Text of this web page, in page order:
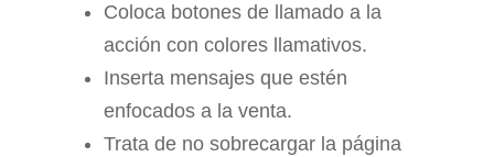
Coloca botones de llamado a la
acción con colores llamativos.
Inserta mensajes que estén
enfocados a la venta.
Trata de no sobrecargar la página